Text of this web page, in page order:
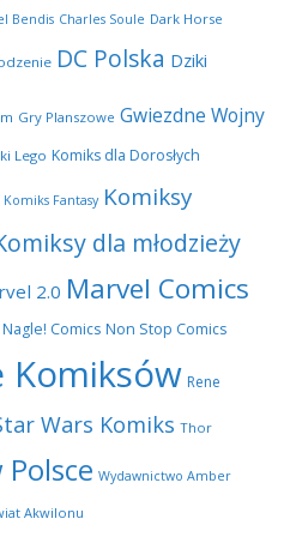
Bendis Charles Soule Dark Horse
DC Polska Dziki
Gry Planszowe Gwiezdne Wojny
Lego Komiks dla Dorosłych
Komiks Fantasy Komiksy
dla młodzieży
2.0 Marvel Comics
Nagle! Comics Non Stop Comics
Komiksów Rene
Wars Komiks Thor
Wydawnictwo Amber
Akwilonu